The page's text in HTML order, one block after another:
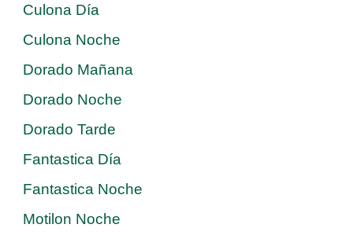
Culona Día
Culona Noche
Dorado Mañana
Dorado Noche
Dorado Tarde
Fantastica Día
Fantastica Noche
Motilon Noche